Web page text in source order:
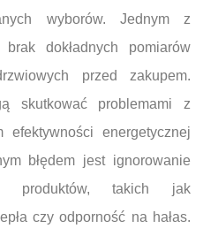
wyborów. Jednym z
dokładnych pomiarów
przed zakupem.
skutkować problemami z
efektywności energetycznej
błędem jest ignorowanie
produktów, takich jak
czy odporność na hałas.